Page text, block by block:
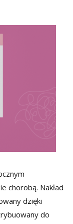
chorobą. Nakład
dzięki
do